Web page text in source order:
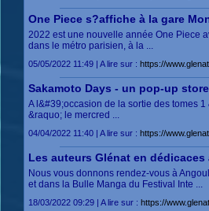
One Piece s?affiche à la gare
2022 est une nouvelle année One Piece
dans le métro parisien, à la ...
05/05/2022 11:49 | A lire sur : https://
Sakamoto Days - un pop-up
A l&#39;occasion de la sortie des tomes
&raquo; le mercred ...
04/04/2022 11:40 | A lire sur : https://
Les auteurs Glénat en dédicaces
Nous vous donnons rendez-vous à
et dans la Bulle Manga du Festival Inte ...
18/03/2022 09:29 | A lire sur : https://